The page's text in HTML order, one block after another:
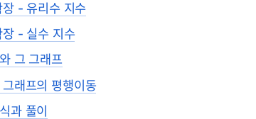
장 - 유리수 지수
장 - 실수 지수
그 그래프
래프의 평행이동
과 풀이